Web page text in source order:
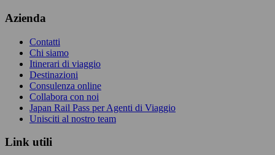
Azienda
Contatti
Chi siamo
Itinerari di viaggio
Destinazioni
Consulenza online
Collabora con noi
Japan Rail Pass per Agenti di Viaggio
Unisciti al nostro team
Link utili